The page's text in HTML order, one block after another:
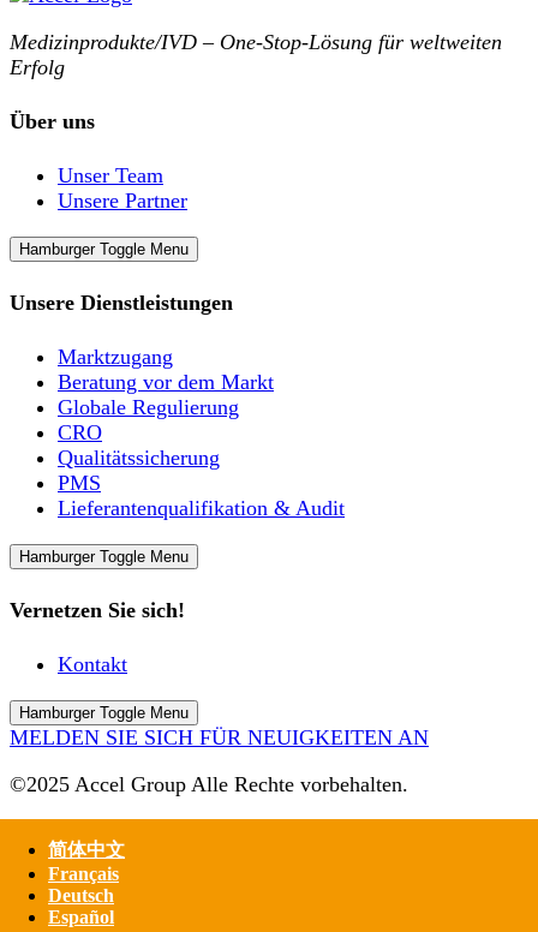
Medizinprodukte/IVD – One-Stop-Lösung für weltweiten
Erfolg
Über uns
Unser Team
Unsere Partner
Hamburger Toggle Menu
Unsere Dienstleistungen
Marktzugang
Beratung vor dem Markt
Globale Regulierung
CRO
Qualitätssicherung
PMS
Lieferantenqualifikation & Audit
Hamburger Toggle Menu
Vernetzen Sie sich!
Kontakt
Hamburger Toggle Menu
MELDEN SIE SICH FÜR NEUIGKEITEN AN
©2025 Accel Group Alle Rechte vorbehalten.
简体中文
Français
Deutsch
Español